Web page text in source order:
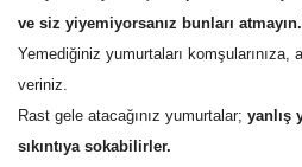
ve siz yiyemiyorsanız bunları
Yemediğiniz yumurtaları komşularınıza,
veriniz.
Rast gele atacağınız yumurtalar; yanlış
sıkıntıya sokabilirler.